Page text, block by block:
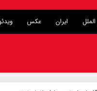
ایران عکس